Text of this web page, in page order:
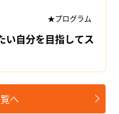
★プログラム
い自分を目指してス
へ